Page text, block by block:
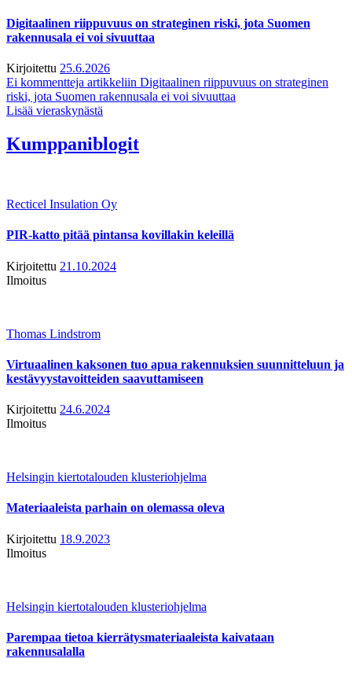
Digitaalinen riippuvuus on strateginen riski, jota Suomen
rakennusala ei voi sivuuttaa
Kirjoitettu 25.6.2026
Ei kommentteja artikkeliin Digitaalinen riippuvuus on strateginen
riski, jota Suomen rakennusala ei voi sivuuttaa
Lisää vieraskynästä
Kumppaniblogit
Recticel Insulation Oy
PIR-katto pitää pintansa kovillakin keleillä
Kirjoitettu 21.10.2024
Ilmoitus
Thomas Lindstrom
Virtuaalinen kaksonen tuo apua rakennuksien suunnitteluun ja
kestävyystavoitteiden saavuttamiseen
Kirjoitettu 24.6.2024
Ilmoitus
Helsingin kiertotalouden klusteriohjelma
Materiaaleista parhain on olemassa oleva
Kirjoitettu 18.9.2023
Ilmoitus
Helsingin kiertotalouden klusteriohjelma
Parempaa tietoa kierrätysmateriaaleista kaivataan
rakennusalalla